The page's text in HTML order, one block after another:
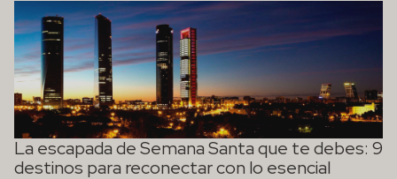
Hay viajes que se olvidan… y otros que permanecen. Esta
Semana Santa, el verdadero lujo reside en detener el
tiempo,…
LEER ARTÍCULO